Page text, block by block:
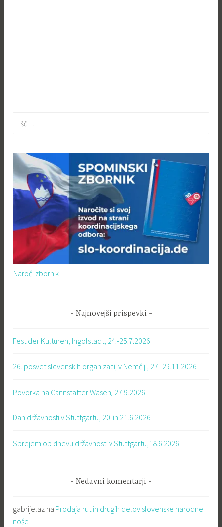
Naroči zbornik
Najnovejši prispevki
Fest der Kulturen, Ingolstadt, 24.-25.7.2026
26. posvet slovenskih organizacij v Nemčiji, 27.-29.11.2026
Povorka na Cannstatter Wasen, 27.9.2026
Dan državnosti v Stuttgartu, 20. in 21.6.2026
Sprejem ob dnevu državnosti v Stuttgartu,18.6.2026
Nedavni komentarji
gabrijelaz na Prodaja rut in drugih delov slovenske narodne
noše